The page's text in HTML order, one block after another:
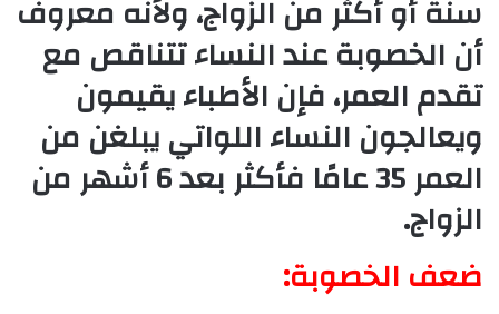
سنة أو أكثر من الزواج، ولأنه معروف
أن الخصوبة عند النساء تتناقص مع
تقدم العمر، فإن الأطباء يقيمون
ويعالجون النساء اللواتي يبلغن من
العمر 35 عامًا فأكثر بعد 6 أشهر من
الزواج.
ضعف الخصوبة: